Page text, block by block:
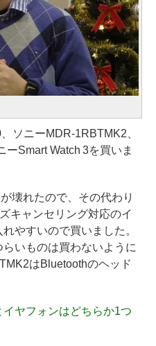
ソニーMDR-1RBTMK2、
ーSmart Watch 3を買いま
壊れたので、その代わり
キャンセリング対応のイ
やすいので買いました。
いものは買わないように
はBluetoothのヘッド
ヤフォンはどちらか1つ